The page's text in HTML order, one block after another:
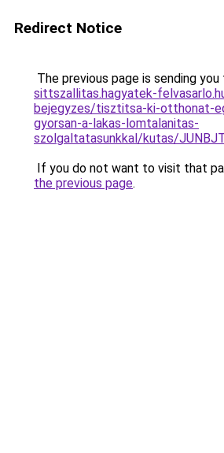
Redirect Notice
The previous page is sending you
sittszallitas.hagyatek-
bejegyzes/tisztitsa-ki-otthonat-
gyorsan-a-lakas-lomtalanitas-
szolgaltatasunkkal/kutas/
If you do not want to visit that
the previous page.